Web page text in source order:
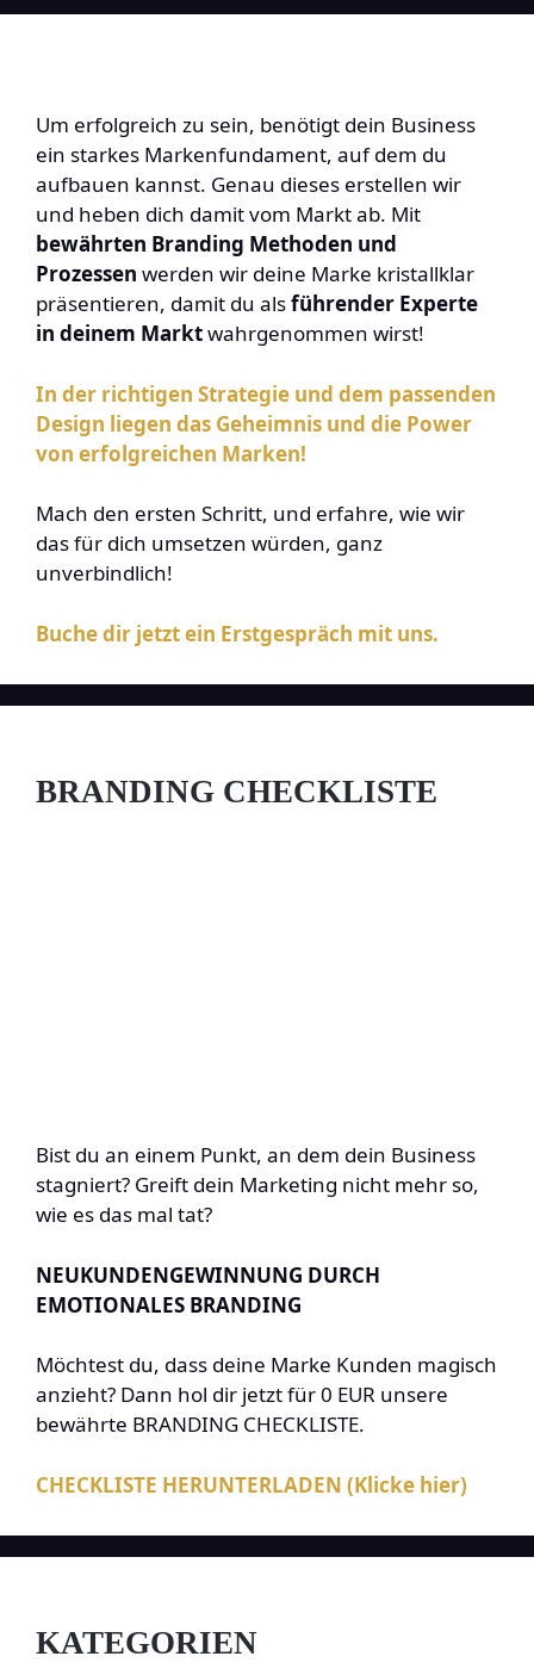
Um erfolgreich zu sein, benötigt dein Business
ein starkes Markenfundament, auf dem du
aufbauen kannst. Genau dieses erstellen wir
und heben dich damit vom Markt ab. Mit
bewährten Branding Methoden und
Prozessen werden wir deine Marke kristallklar
präsentieren, damit du alsführender Experte
in deinem Marktwahrgenommen wirst!
In der richtigen Strategie und dem passenden
Design liegen das Geheimnis und die Power
von erfolgreichen Marken!
Mach den ersten Schritt, und erfahre, wie wir
das für dich umsetzen würden, ganz
unverbindlich!
Buche dir jetzt ein Erstgespräch mit uns.
BRANDING CHECKLISTE
Bist du an einem Punkt, an dem dein Business
stagniert? Greift dein Marketing nicht mehr so,
wie es das mal tat?
NEUKUNDENGEWINNUNG DURCH
EMOTIONALES BRANDING
Möchtest du, dass deine Marke Kunden magisch
anzieht? Dann hol dir jetzt für 0 EUR unsere
bewährte BRANDING CHECKLISTE.
CHECKLISTE HERUNTERLADEN (Klicke hier)
KATEGORIEN